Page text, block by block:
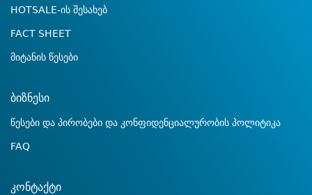
HOTSALE-ის შესახებ
FACT SHEET
მიტანის წესები
ბიზნესი
წესები და პირობები და კონფიდენციალურობის პოლიტიკა
FAQ
კონტაქტი